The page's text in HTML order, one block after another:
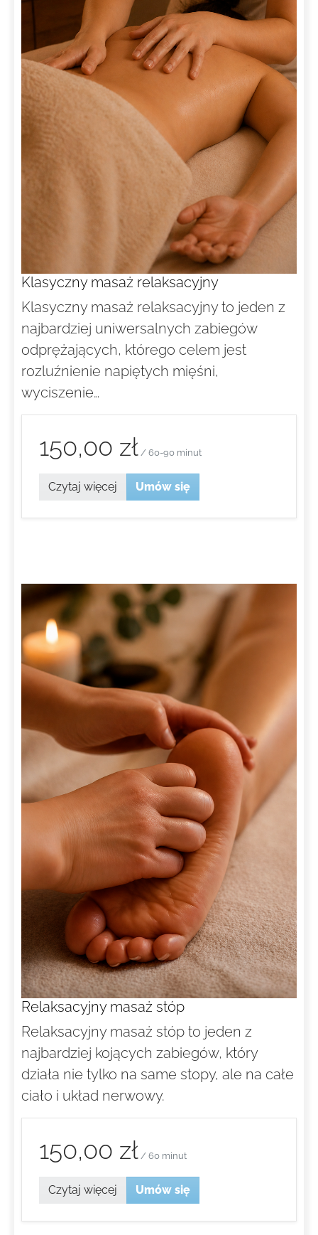
Klasyczny masaż relaksacyjny
Klasyczny masaż relaksacyjny to jeden z
najbardziej uniwersalnych zabiegów
odprężających, którego celem jest
rozluźnienie napiętych mięśni,
wyciszenie…
150,00 zł / 60-90 minut
Czytaj więcej Umów się
Relaksacyjny masaż stóp
Relaksacyjny masaż stóp to jeden z
najbardziej kojących zabiegów, który
działa nie tylko na same stopy, ale na całe
ciało i układ nerwowy.
150,00 zł / 60 minut
Czytaj więcej Umów się